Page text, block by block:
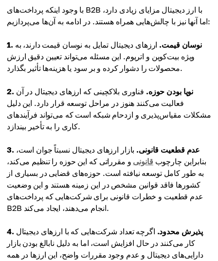
با وجود اینکه پرداخت‌های B2B با ارز دیجیتال مزایای زیادی دارد،
اما آنها نیز با چالش‌هایی همراه هستند. در ادامه به آن‌ها می‌پردازیم:
1. نوسان قیمت. ارزهای دیجیتال تمایل به نوسان قیمت دارند، به
ویژه بیت‌کوین و اتریوم. این مسئله می‌تواند تعیین دقیق ارزش
محصولات را دشوار کرده و بر سود یا هزینه‌ها تأثیر بگذارد.
2. نوپا بودن حوزه. فناوری بلاکچینی که ارزهای دیجیتال در آن
فعالیت می‌کنند هنوز در مراحل توسعه قرار دارد. این دلیل
مشکلات مقیاس‌پذیری و ازدحام شبکه است که می‌تواند فرآیندهای
کاری را به تأخیر بیندازد.
3. عدم قطعیت قانونی. بازار ارزهای دیجیتال نسبتاً جوان است،
بنابراین چارچوب قانونی و مقرراتی که این حوزه را تنظیم می‌کند،
به طور کامل توسعه نیافته است. حوزه‌های قضایی در بسیاری از
کشورها فاقد قوانین مشخص در این زمینه هستند و این وضعیت
عدم قطعیت و خطرات قانونی برای شرکت‌هایی که پرداخت‌های
B2B انجام می‌دهند، ایجاد می‌کند.
4. پذیرش محدود. اگرچه تعداد شرکت‌هایی که با ارزهای دیجیتال
کار می‌کنند در حال افزایش است، اما به دلیل نابالغ بودن بازار
دارایی‌های دیجیتال و عدم وجود مقررات واضح، این ارزها در همه